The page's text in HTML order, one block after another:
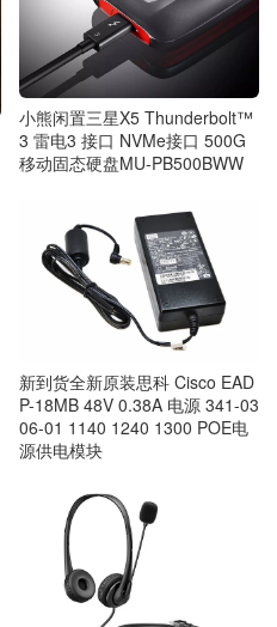
小熊闲置三星X5 Thunderbolt™
3 雷电3 接口 NVMe接口 500G
移动固态硬盘MU-PB500BWW
新到货全新原装思科 Cisco EAD
P-18MB 48V 0.38A 电源 341-03
06-01 1140 1240 1300 POE电
源供电模块